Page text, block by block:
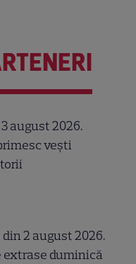
august 2026.
vești
2 august 2026.
extrase duminică